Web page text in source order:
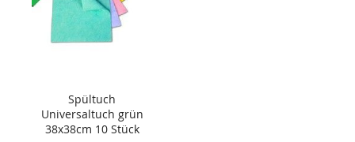
Spültuch
Universaltuch grün
38x38cm 10 Stück